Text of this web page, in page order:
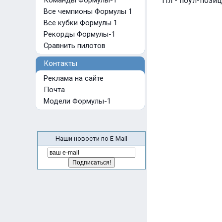
Все чемпионы Формулы 1
Все кубки Формулы 1
Рекорды Формулы-1
Сравнить пилотов
Контакты
Реклама на сайте
Почта
Модели Формулы-1
Наши новости по E-Mail